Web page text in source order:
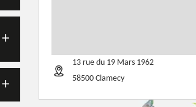
13 rue du 19 Mars 1962
58500 Clamecy